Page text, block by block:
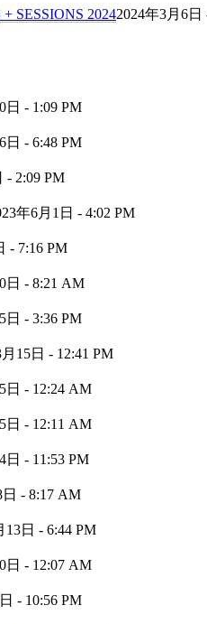
SESSIONS 20242024年3月6
日 - 1:09 PM
日 - 6:48 PM
- 2:09 PM
年6月1日 - 4:02 PM
- 7:16 PM
日 - 8:21 AM
日 - 3:36 PM
15日 - 12:41 PM
日 - 12:24 AM
日 - 12:11 AM
日 - 11:53 PM
日 - 8:17 AM
13日 - 6:44 PM
日 - 12:07 AM
- 10:56 PM